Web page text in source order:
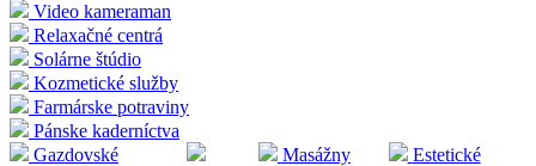
Video kameraman
Relaxačné centrá
Solárne štúdio
Kozmetické služby
Farmárske potraviny
Pánske kaderníctva
Gazdovské
Masážny
Estetické